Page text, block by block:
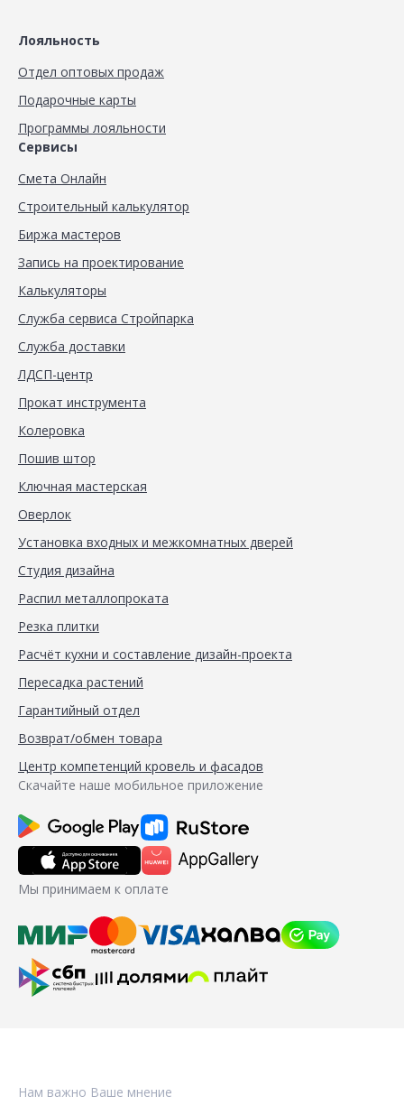
Лояльность
Отдел оптовых продаж
Подарочные карты
Программы лояльности
Сервисы
Смета Онлайн
Строительный калькулятор
Биржа мастеров
Запись на проектирование
Калькуляторы
Служба сервиса Стройпарка
Служба доставки
ЛДСП-центр
Прокат инструмента
Колеровка
Пошив штор
Ключная мастерская
Оверлок
Установка входных и межкомнатных дверей
Студия дизайна
Распил металлопроката
Резка плитки
Расчёт кухни и составление дизайн-проекта
Пересадка растений
Гарантийный отдел
Возврат/обмен товара
Центр компетенций кровель и фасадов
Скачайте наше мобильное приложение
Мы принимаем к оплате
Нам важно Ваше мнение